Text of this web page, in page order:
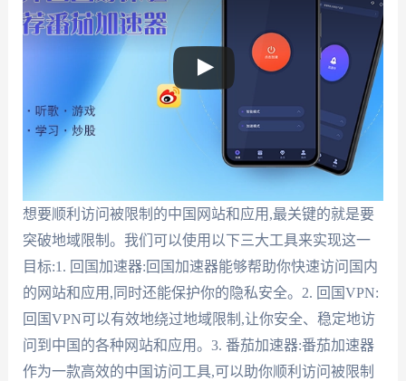
想要顺利访问被限制的中国网站和应用,最关键的就是要
突破地域限制。我们可以使用以下三大工具来实现这一
目标:1. 回国加速器:回国加速器能够帮助你快速访问国内
的网站和应用,同时还能保护你的隐私安全。2. 回国VPN:
回国VPN可以有效地绕过地域限制,让你安全、稳定地访
问到中国的各种网站和应用。3. 番茄加速器:番茄加速器
作为一款高效的中国访问工具,可以助你顺利访问被限制